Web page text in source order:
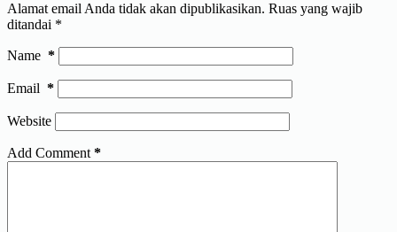
Alamat email Anda tidak akan dipublikasikan. Ruas yang wajib
ditandai *
Name *
Email *
Website
Add Comment *